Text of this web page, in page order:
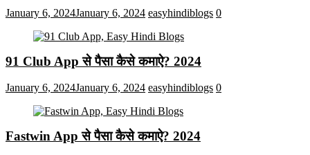
January 6, 2024January 6, 2024 easyhindiblogs 0
91 Club App से पैसा कैसे कमाऐ? 2024
January 6, 2024January 6, 2024 easyhindiblogs 0
Fastwin App से पैसा कैसे कमाऐ? 2024